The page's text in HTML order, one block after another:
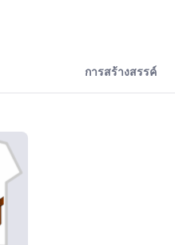
การสร้างสรรค์